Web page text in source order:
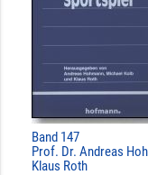
Band 147
Prof. Dr. Andreas
Klaus Roth